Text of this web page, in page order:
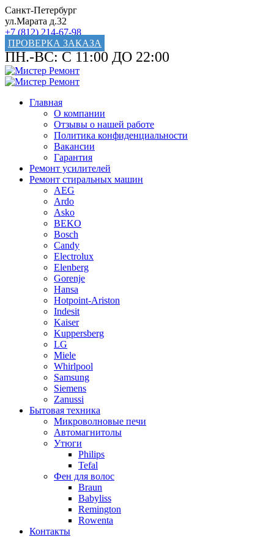
Санкт-Петербург
ул.Марата д.32
+7 (812) 214-67-98
ПРОВЕРКА ЗАКАЗА
ПН.-ВС: С 11:00 ДО 22:00
Главная
О компании
Отзывы о нашей работе
Политика конфиденциальности
Вакансии
Гарантия
Ремонт усилителей
Ремонт стиральных машин
AEG
Ardo
Asko
BEKO
Bosch
Candy
Electrolux
Elenberg
Gorenje
Hansa
Hotpoint-Ariston
Indesit
Kaiser
Kuppersberg
LG
Miele
Whirlpool
Samsung
Siemens
Zanussi
Бытовая техника
Микроволновые печи
Автомагнитолы
Утюги
Philips
Tefal
Фен для волос
Braun
Babyliss
Remington
Rowenta
Контакты